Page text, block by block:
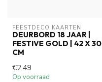
FEESTDECO KAARTEN
DEURBORD 18 JAAR |
FESTIVE GOLD | 42 X 30
CM
€2,49
Op voorraad